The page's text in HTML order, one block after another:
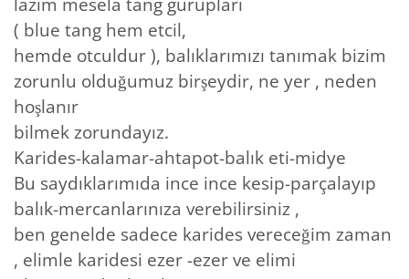
( blue tang hem etcil,
hemde otculdur ), balıklarımızı tanımak bizim
zorunlu olduğumuz birşeydir, ne yer , neden
hoşlanır
bilmek zorundayız.
Karides-kalamar-ahtapot-balık eti-midye
Bu saydıklarımıda ince ince kesip-parçalayıp
balık-mercanlarınıza verebilirsiniz ,
ben genelde sadece karides vereceğim zaman
, elimle karidesi ezer -ezer ve elimi